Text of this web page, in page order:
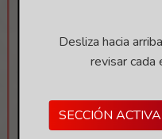
Desliza hacia
revisar cada
SECCIÓN ACTIVA